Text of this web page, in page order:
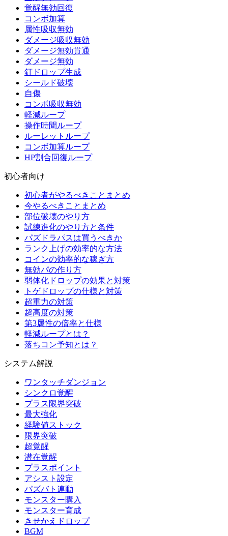
覚醒無効回復
コンボ加算
属性吸収無効
ダメージ吸収無効
ダメージ無効貫通
ダメージ無効
釘ドロップ生成
シールド破壊
自傷
コンボ吸収無効
軽減ループ
操作時間ループ
ルーレットループ
コンボ加算ループ
HP割合回復ループ
初心者向け
初心者がやるべきことまとめ
今やるべきことまとめ
部位破壊のやり方
試練進化のやり方と条件
パズドラパスは買うべきか
ランク上げの効率的な方法
コインの効率的な稼ぎ方
無効パの作り方
弱体化ドロップの効果と対策
トゲドロップの仕様と対策
超重力の対策
超高度の対策
第3属性の倍率と仕様
軽減ループとは？
落ちコン予知とは？
システム解説
ワンタッチダンジョン
シンクロ覚醒
プラス限界突破
最大強化
経験値ストック
限界突破
超覚醒
潜在覚醒
プラスポイント
アシスト設定
パズバト連動
モンスター購入
モンスター育成
きせかえドロップ
BGM